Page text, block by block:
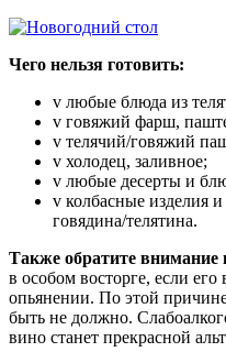
Чего нельзя готовить:
v любые блюда из
v говяжий фарш,
v телячий/говяжий
v холодец, заливное;
v любые десерты и
v колбасные изделия
говядина/телятина.
Также обратите внимание
в особом восторге, если
опьянении. По этой
быть не должно.
вино станет прекрасной